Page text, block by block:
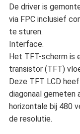
De driver is
via FPC inclusief
te sturen.
Interface.
Het TFT-scherm is
transistor (TFT)
Deze TFT LCD
diagonaal gemeten
horizontale bij 480
de resolutie.